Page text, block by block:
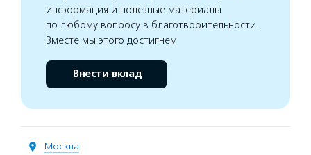
информация и полезные материалы
по любому вопросу в благотворительности.
Вместе мы этого достигнем
Внести вклад
Москва